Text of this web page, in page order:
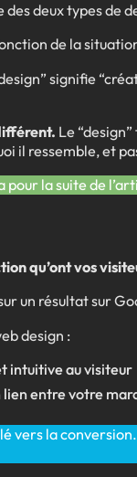
deux types de
de la
signifie
Le
il ressemble, et
la suite de
qu’ont vos
un résultat sur
design :
intuitive au visiteur
entre votre
vers la